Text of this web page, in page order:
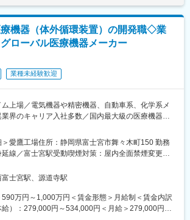
りを通じて、人の健康や命を支える社会貢献性の
ることができます。
けでなく、製造、品質、薬事など多くの部門と連
のづくり全体を広く学べる環境です。
ら担当テーマを持ち、主体的に業務を進めながら
ポジションです。
の操作、管理、点検、および保守業務の実施
ィー設備（ボイラー・冷凍機・コンプレッサー
視、点検、および保守業務の実施
持管理に関する改修、修繕工事
維持管理に関する法令点検、修繕工事
入や更新に関する仕様の取り纏め、発注業務、およ
、工場内で担当領域ごとに複数のチームに分かれ
。保全課は日勤と三交替勤務があり、今回は日勤担
ョンです。
療機器（体外循環装置）の開発職◇業
ローバル医療機器メーカー
業種未経験歓迎
ム上場／電気機器や精密機器、自動車系、化学系メ
界のキャリア入社多数／国内最大級の医療機器メ
テルモを支えるマザー工場】
一般家庭用の体温計や血圧計から、病院用の体温
液ポンプなど、医療用電気機器（ME機器）に関す
ラインナップを持っています。本ポジションでは、
品である体外循環装置（人工心肺・ECMOなど）の
＞愛鷹工場住所：静岡県富士宮市舞々木町150 勤務
線／富士宮駅受動喫煙対策：屋内全面禁煙変更の
定める事業所（リモートワーク含む）
士宮駅、源道寺駅
590万円～1,000万円＜賃金形態＞月給制＜賃金内訳
給）：279,000円～534,000円＜月給＞279,000円～